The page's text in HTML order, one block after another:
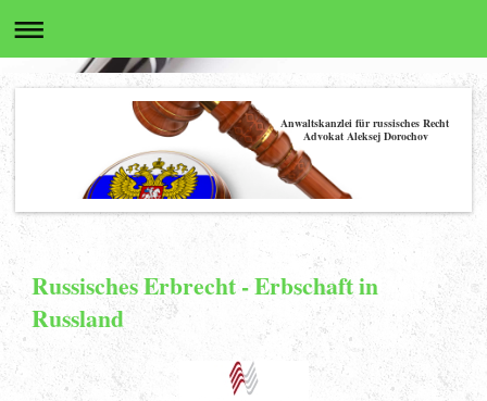
Anwaltskanzlei für russisches Recht
Advokat Aleksej Dorochov
Russisches Erbrecht - Erbschaft in
Russland